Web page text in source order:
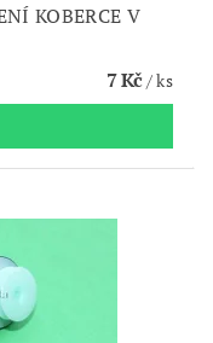
KOBERCE V
7 Kč/ ks